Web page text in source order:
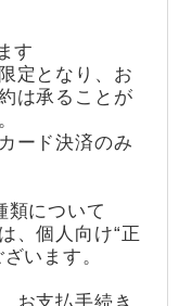
す
定となり、お
は承ることが
ード決済のみ
類について
、個人向け“正
います。